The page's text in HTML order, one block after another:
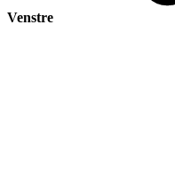
Venstre